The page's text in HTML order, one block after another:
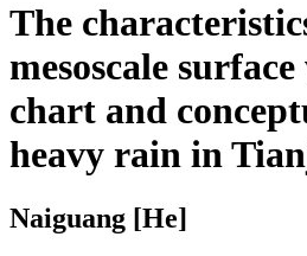
The
mesoscale
chart and
heavy rain in
Naiguang [He]